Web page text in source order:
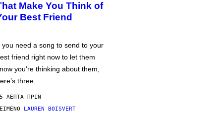
Make You Think of
Best Friend
you need a song to send to your
friend right now to let them
you’re thinking about them,
three.
ΛΕΠΤΆ ΠΡΙΝ
LAUREN BOISVERT